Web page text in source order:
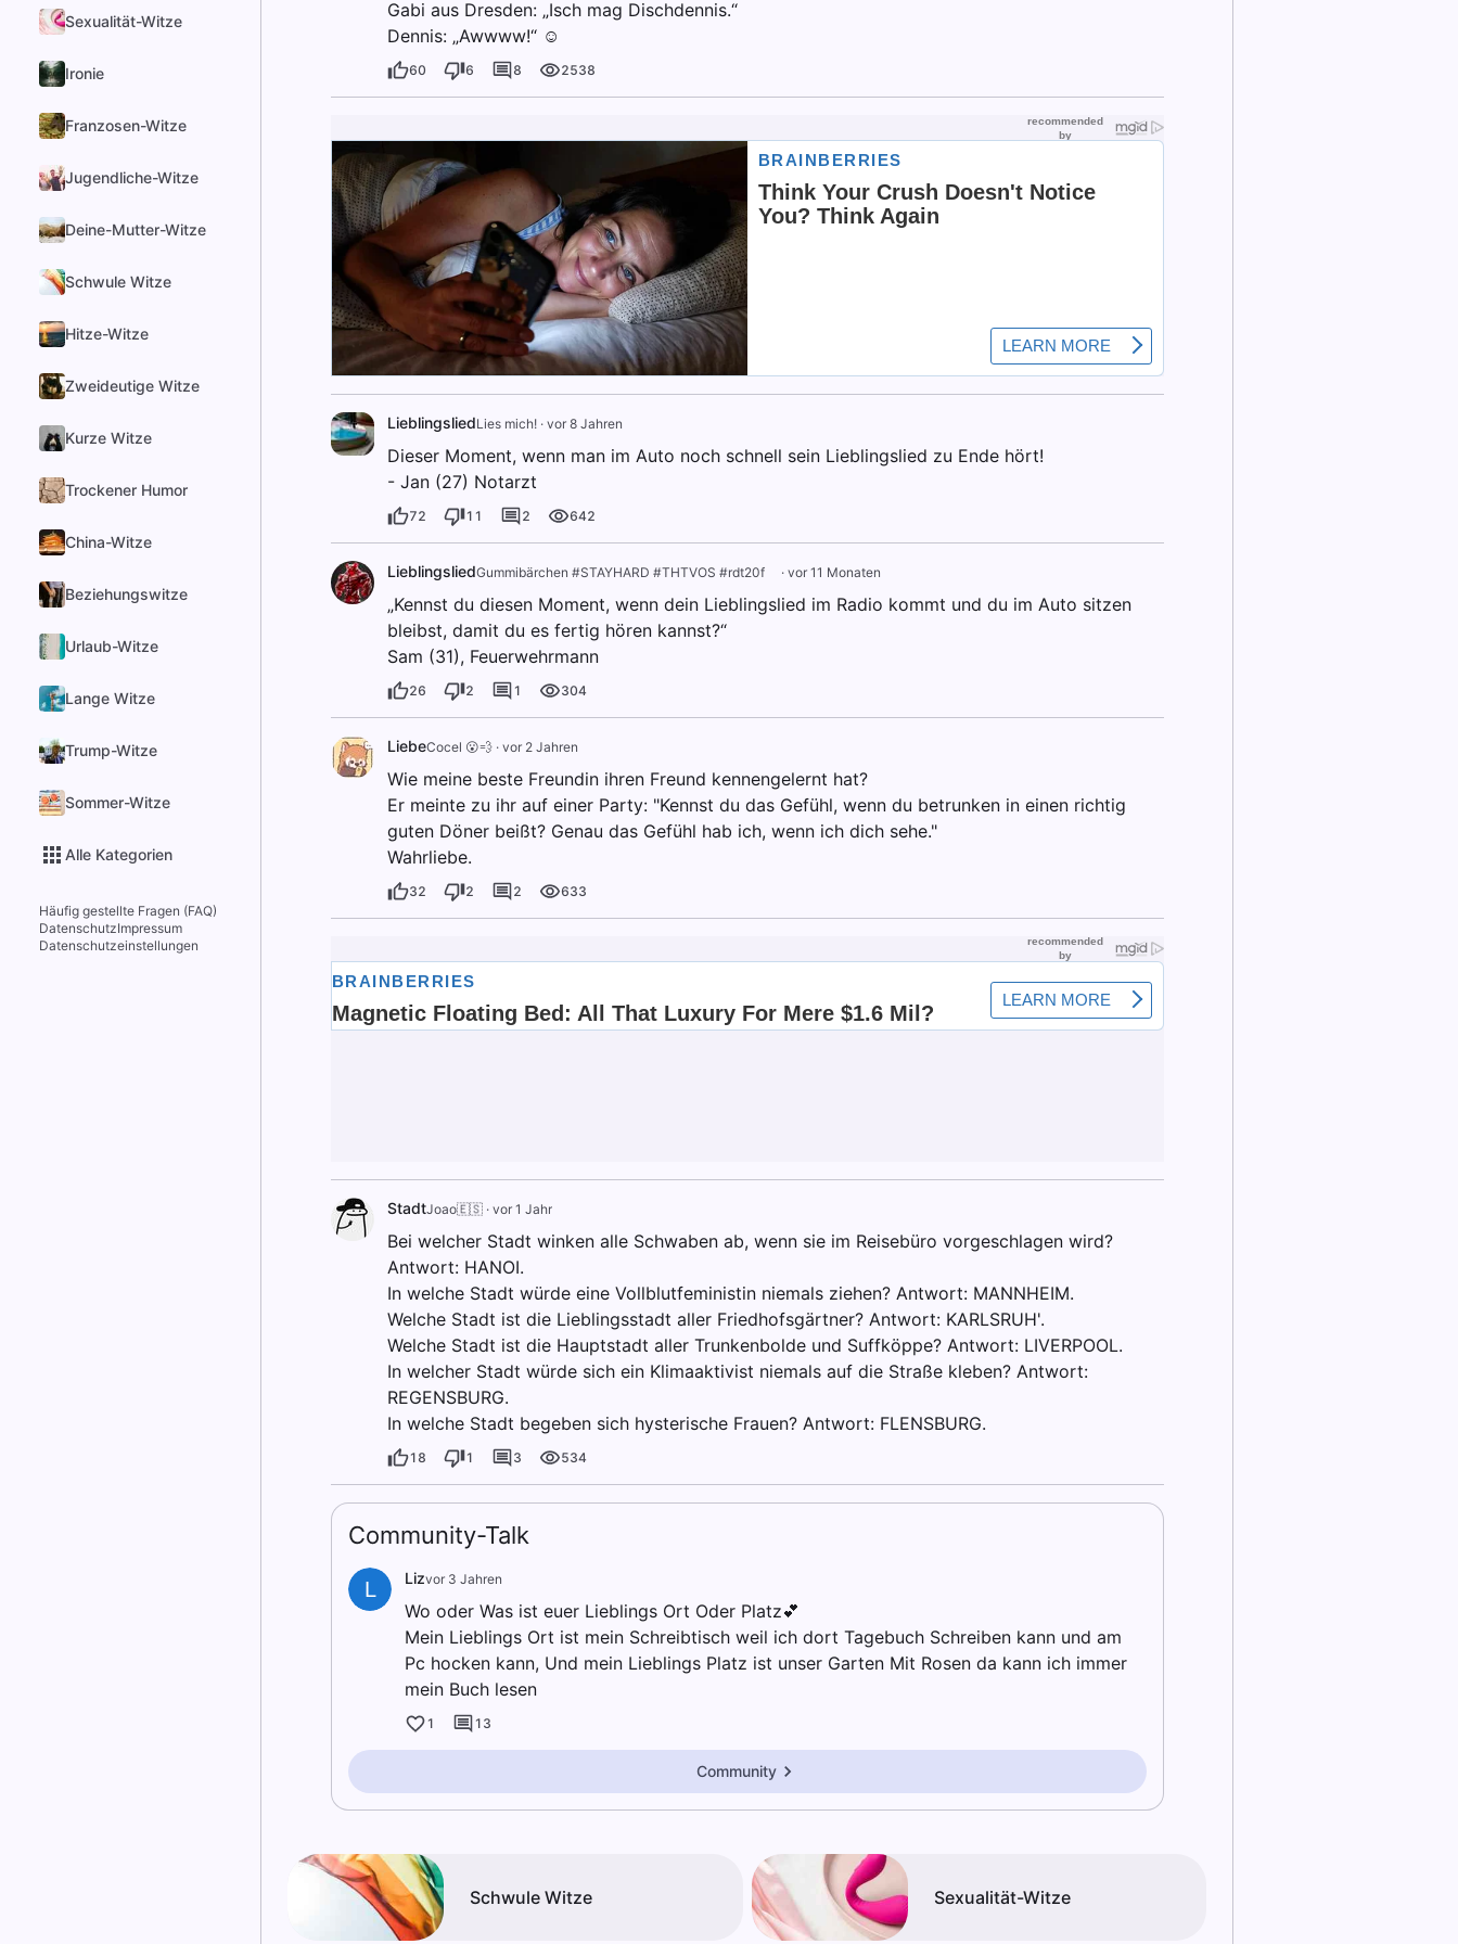
Sexualität-Witze
Ironie
Franzosen-Witze
Jugendliche-Witze
Deine-Mutter-Witze
Schwule Witze
Hitze-Witze
Zweideutige Witze
Kurze Witze
Trockener Humor
China-Witze
Beziehungswitze
Urlaub-Witze
Lange Witze
Trump-Witze
Sommer-Witze
Alle Kategorien
Häufig gestellte Fragen (FAQ)
DatenschutzImpressum
Datenschutzeinstellungen
Gabi aus Dresden: „Isch mag Dischdennis.“
Dennis: „Awwww!“ ☺️
60 6 8 2538
LieblingsliedLies mich!· vor 8 Jahren
Dieser Moment, wenn man im Auto noch schnell sein Lieblingslied zu Ende hört!
- Jan (27) Notarzt
72 11 2 642
LieblingsliedGummibärchen #STAYHARD #THTVOS #rdt20f ⠀ · vor 11 Monaten
„Kennst du diesen Moment, wenn dein Lieblingslied im Radio kommt und du im Auto sitzen
bleibst, damit du es fertig hören kannst?“
Sam (31), Feuerwehrmann
26 2 1 304
LiebeCocel 😮💨· vor 2 Jahren
Wie meine beste Freundin ihren Freund kennengelernt hat?
Er meinte zu ihr auf einer Party: "Kennst du das Gefühl, wenn du betrunken in einen richtig
guten Döner beißt? Genau das Gefühl hab ich, wenn ich dich sehe."
Wahrliebe.
32 2 2 633
StadtJoao🇪🇸· vor 1 Jahr
Bei welcher Stadt winken alle Schwaben ab, wenn sie im Reisebüro vorgeschlagen wird?
Antwort: HANOI.
In welche Stadt würde eine Vollblutfeministin niemals ziehen? Antwort: MANNHEIM.
Welche Stadt ist die Lieblingsstadt aller Friedhofsgärtner? Antwort: KARLSRUH'.
Welche Stadt ist die Hauptstadt aller Trunkenbolde und Suffköppe? Antwort: LIVERPOOL.
In welcher Stadt würde sich ein Klimaaktivist niemals auf die Straße kleben? Antwort:
REGENSBURG.
In welche Stadt begeben sich hysterische Frauen? Antwort: FLENSBURG.
18 1 3 534
Community-Talk
L Lizvor 3 Jahren
Wo oder Was ist euer Lieblings Ort Oder Platz💕
Mein Lieblings Ort ist mein Schreibtisch weil ich dort Tagebuch Schreiben kann und am
Pc hocken kann, Und mein Lieblings Platz ist unser Garten Mit Rosen da kann ich immer
mein Buch lesen
1 13
Community
Schwule Witze Sexualität-Witze